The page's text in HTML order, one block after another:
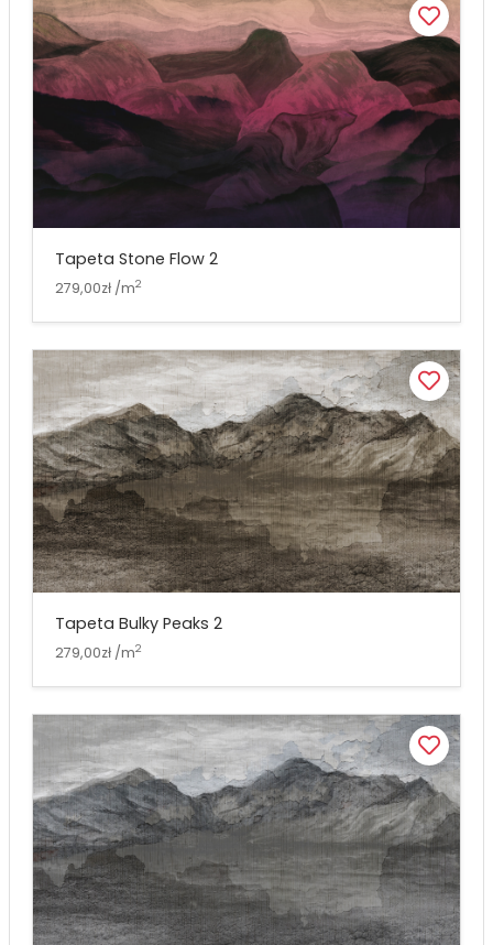
Tapeta Stone Flow 2
279,00zł /m2
Tapeta Bulky Peaks 2
279,00zł /m2